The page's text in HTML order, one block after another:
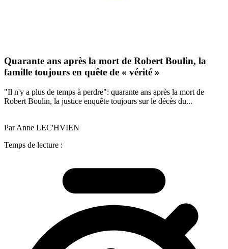
Quarante ans après la mort de Robert Boulin, la
famille toujours en quête de « vérité »
"Il n'y a plus de temps à perdre": quarante ans après la mort de
Robert Boulin, la justice enquête toujours sur le décès du...
Par Anne LEC'HVIEN
Temps de lecture :